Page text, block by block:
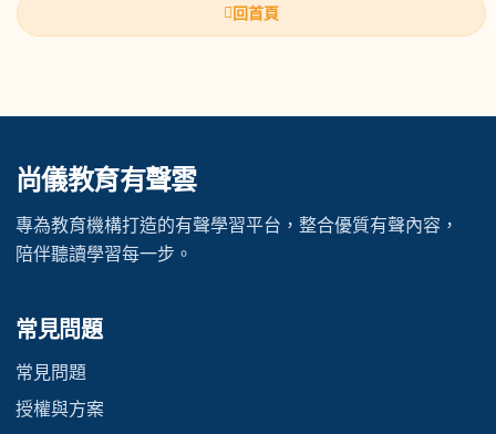
回首頁
尚儀教育有聲雲
專為教育機構打造的有聲學習平台，整合優質有聲內容，
陪伴聽讀學習每一步。
常見問題
常見問題
授權與方案